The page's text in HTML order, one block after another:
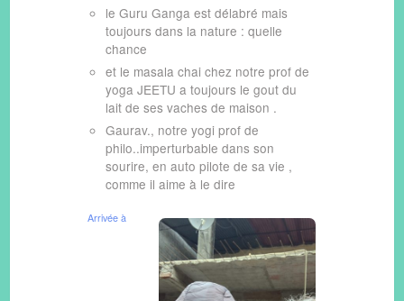
le Guru Ganga est délabré mais
toujours dans la nature : quelle
chance
et le masala chai chez notre prof de
yoga JEETU a toujours le gout du
lait de ses vaches de maison .
Gaurav., notre yogi prof de
philo..imperturbable dans son
sourire, en auto pilote de sa vie ,
comme il aime à le dire
Arrivée à